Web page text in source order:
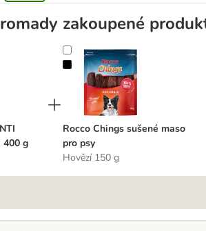
zakoupené
6 x 400 g
400 g
Rocco Chings sušené maso pro
Rocco Chings sušené maso
pro psy
Hovězí 150 g